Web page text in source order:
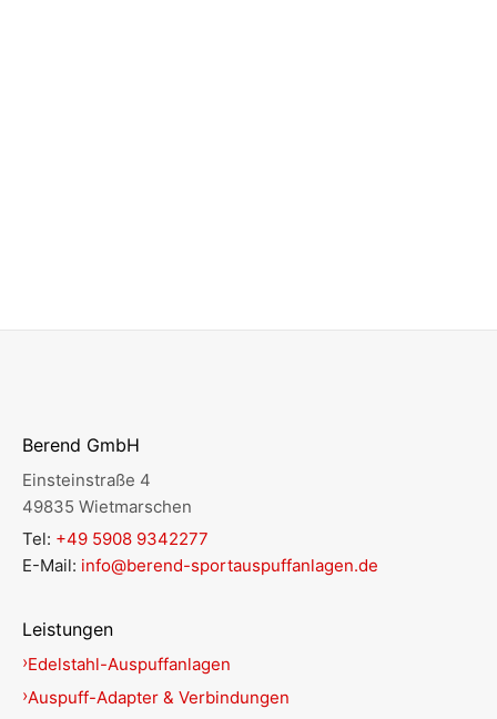
Berend GmbH
Einsteinstraße 4
49835 Wietmarschen
Tel: +49 5908 9342277
E-Mail: info@berend-sportauspuffanlagen.de
Leistungen
Edelstahl-Auspuffanlagen
Auspuff-Adapter & Verbindungen